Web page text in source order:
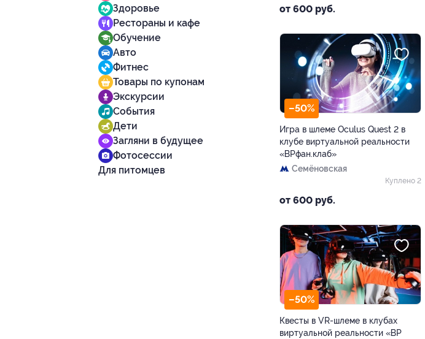
Здоровье
Рестораны и кафе
Обучение
Авто
Фитнес
Товары по купонам
Экскурсии
События
Дети
Загляни в будущее
Фотосессии
Для питомцев
от 600 руб.
–50%
Игра в шлеме Oculus Quest 2 в
клубе виртуальной реальности
«ВРфан.клаб»
Семёновская
от 600 руб.
Куплено 2
–50%
Квесты в VR-шлеме в клубах
виртуальной реальности «ВР